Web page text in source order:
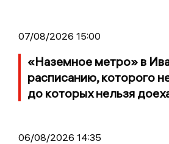
07/08/2026 15:00
«Наземное метро» в
расписанию, которого
до которых нельзя
06/08/2026 14:35